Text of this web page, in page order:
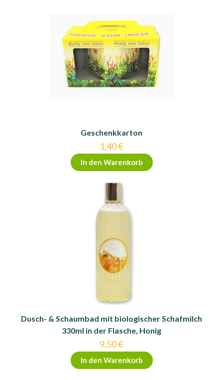
Geschenkkarton
1,40€
In den Warenkorb
Dusch- & Schaumbad mit biologischer Schafmilch
330ml in der Flasche, Honig
9,50€
In den Warenkorb